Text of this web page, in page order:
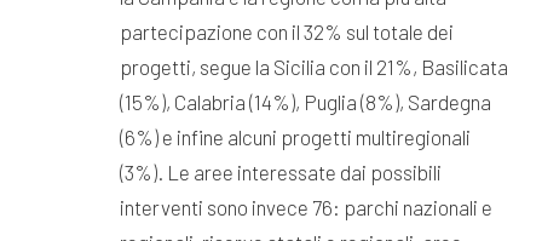
partecipazione con il 32% sul totale dei
progetti, segue la Sicilia con il 21%, Basilicata
(15%), Calabria (14%), Puglia (8%), Sardegna
(6%) e infine alcuni progetti multiregionali
(3%). Le aree interessate dai possibili
interventi sono invece 76: parchi nazionali e